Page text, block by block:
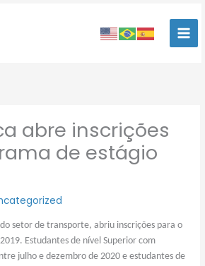
abre inscrições
de estágio
setor de transporte, abriu inscrições para o
Estudantes de nível Superior com
julho e dezembro de 2020 e estudantes de